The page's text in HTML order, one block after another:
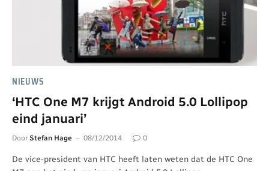
NIEUWS
‘HTC One M7 krijgt Android 5.0 Lollipop
eind januari’
Door Stefan Hage 08/12/2014 0
De vice-president van HTC heeft laten weten dat de HTC One